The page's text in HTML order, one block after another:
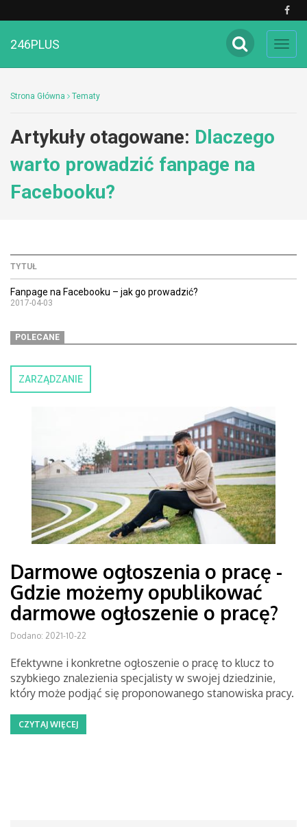
246PLUS
Strona Główna Tematy
Artykuły otagowane: Dlaczego
warto prowadzić fanpage na
Facebooku?
TYTUŁ
Fanpage na Facebooku – jak go prowadzić?
2017-04-03
POLECANE
ZARZĄDZANIE
Darmowe ogłoszenia o pracę -
Gdzie możemy opublikować
darmowe ogłoszenie o pracę?
Dodano: 2021-10-22
Efektywne i konkretne ogłoszenie o pracę to klucz to
szybkiego znalezienia specjalisty w swojej dziedzinie,
który może podjąć się proponowanego stanowiska pracy.
CZYTAJ WIĘCEJ